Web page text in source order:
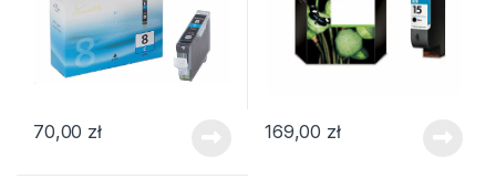
70,00 zł 169,00 zł